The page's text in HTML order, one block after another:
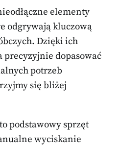
elementy
odgrywają kluczową
Dzięki ich
precyzyjnie dopasować
potrzeb
się bliżej
podstawowy sprzęt
wyciskanie